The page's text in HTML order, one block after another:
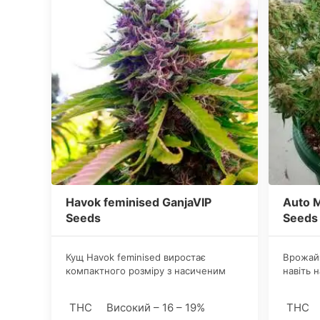
Havok feminised GanjaVIP
Seeds
Кущ Havok feminised виростає
компактного розміру з насиченим
рослині формувати більш щільні і
THC Високий – 16 – 19%
Auto
Seeds
навіть
THC